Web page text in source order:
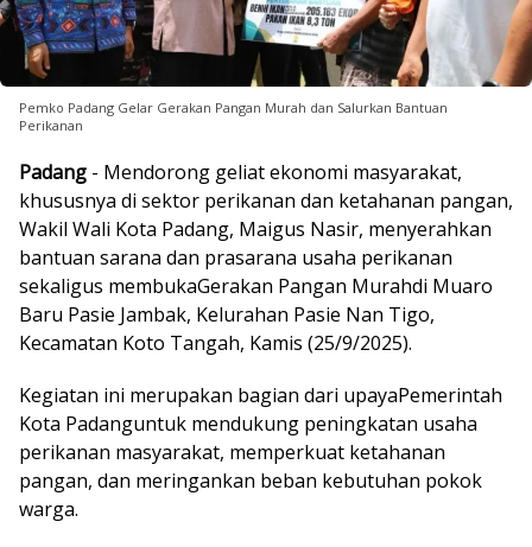
Pemko Padang Gelar Gerakan Pangan Murah dan Salurkan Bantuan
Perikanan
Padang - Mendorong geliat ekonomi masyarakat,
khususnya di sektor perikanan dan ketahanan pangan,
Wakil Wali Kota Padang, Maigus Nasir, menyerahkan
bantuan sarana dan prasarana usaha perikanan
sekaligus membukaGerakan Pangan Murahdi Muaro
Baru Pasie Jambak, Kelurahan Pasie Nan Tigo,
Kecamatan Koto Tangah, Kamis (25/9/2025).
Kegiatan ini merupakan bagian dari upayaPemerintah
Kota Padanguntuk mendukung peningkatan usaha
perikanan masyarakat, memperkuat ketahanan
pangan, dan meringankan beban kebutuhan pokok
warga.